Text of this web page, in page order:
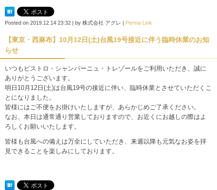
Posted on 2019.12.14 23:32 by 株式会社 アグレ Perma Link
【東京・西麻布】10月12日(土)台風19号接近に伴う臨時休業のお知
らせ
いつもビストロ・シャンパーニュ・トレゾールをご利用いただき、誠に
ありがとうございます。
明日10月12日(土)は台風19号の接近に伴い、臨時休業とさせていただくこ
とになりました。
皆様にはご不便をお掛けいたしますが、あらかじめご了承ください。
なお、本日は通常通り営業しておりますので、お近くにお越しの際はよ
ろしくお願いいたします。
皆様も台風への備えは万全にしていただき、来週以降も元気なお姿を拝
見できることを楽しみにしております。